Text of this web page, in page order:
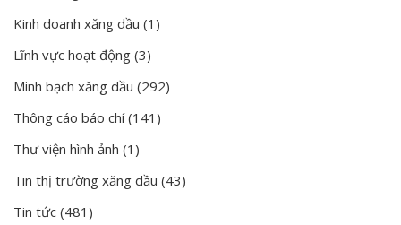
Kinh doanh xăng dầu (1)
Lĩnh vực hoạt động (3)
Minh bạch xăng dầu (292)
Thông cáo báo chí(141)
Thư viện hình ảnh (1)
Tin thị trường xăng dầu (43)
Tin tức (481)